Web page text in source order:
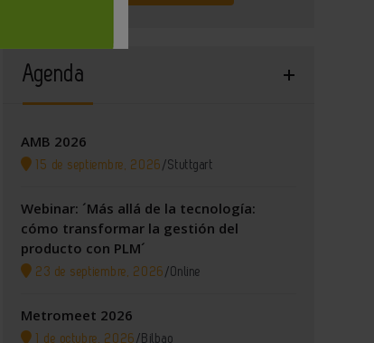
Agenda
AMB 2026
15 de septiembre, 2026 /Stuttgart
Webinar: ´Más allá de la tecnología:
cómo transformar la gestión del
producto con PLM´
23 de septiembre, 2026 /Online
Metromeet 2026
1 de octubre, 2026 / Bilbao